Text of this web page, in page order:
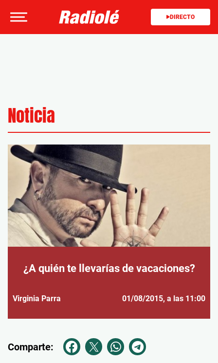
DIRECTO
Noticia
¿A quién te llevarías de vacaciones?
Virginia Parra 01/08/2015, a las 11:00
Comparte: